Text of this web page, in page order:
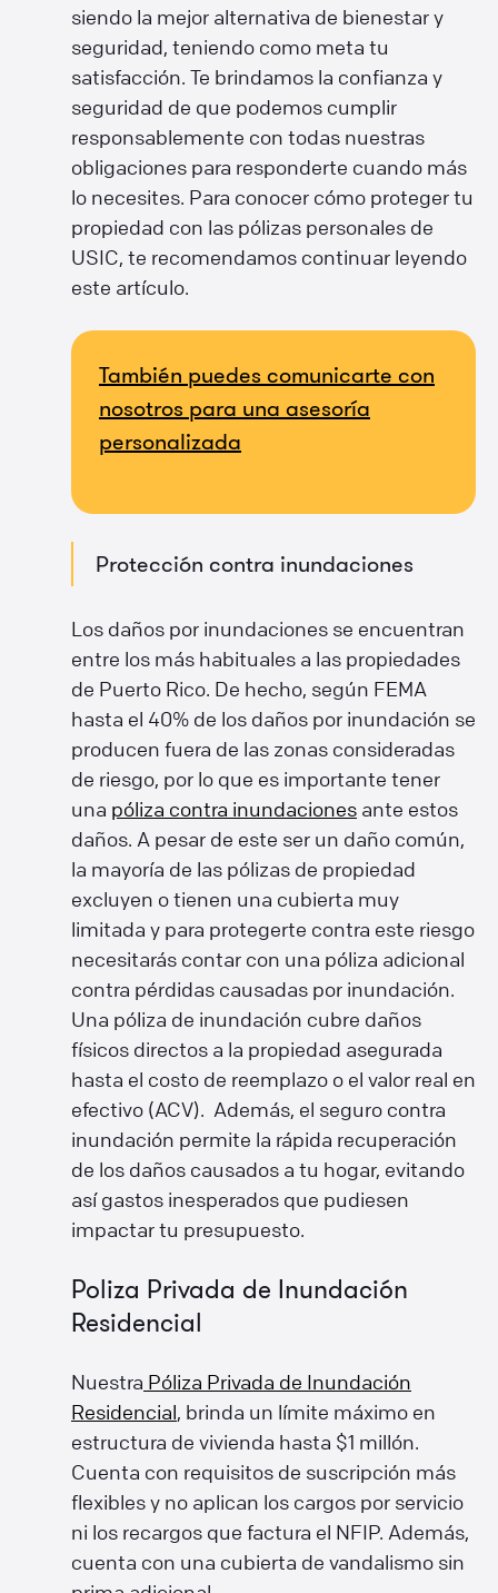
siendo la mejor alternativa de bienestar y
seguridad, teniendo como meta tu
satisfacción. Te brindamos la confianza y
seguridad de que podemos cumplir
responsablemente con todas nuestras
obligaciones para responderte cuando más
lo necesites. Para conocer cómo proteger tu
propiedad con las pólizas personales de
USIC, te recomendamos continuar leyendo
este artículo.
También puedes comunicarte con
nosotros para una asesoría
personalizada
Protección contra inundaciones
Los daños por inundaciones se encuentran
entre los más habituales a las propiedades
de Puerto Rico. De hecho, según FEMA
hasta el 40% de los daños por inundación se
producen fuera de las zonas consideradas
de riesgo, por lo que es importante tener
una póliza contra inundaciones ante estos
daños. A pesar de este ser un daño común,
la mayoría de las pólizas de propiedad
excluyen o tienen una cubierta muy
limitada y para protegerte contra este riesgo
necesitarás contar con una póliza adicional
contra pérdidas causadas por inundación.
Una póliza de inundación cubre daños
físicos directos a la propiedad asegurada
hasta el costo de reemplazo o el valor real en
efectivo (ACV). Además, el seguro contra
inundación permite la rápida recuperación
de los daños causados a tu hogar, evitando
así gastos inesperados que pudiesen
impactar tu presupuesto.
Poliza Privada de Inundación
Residencial
Nuestra Póliza Privada de Inundación
Residencial, brinda un límite máximo en
estructura de vivienda hasta $1 millón.
Cuenta con requisitos de suscripción más
flexibles y no aplican los cargos por servicio
ni los recargos que factura el NFIP. Además,
cuenta con una cubierta de vandalismo sin